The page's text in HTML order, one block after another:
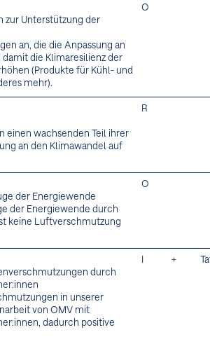
zur Unterstützung der
an, die die Anpassung an
die Klimaresilienz der
(Produkte für Kühl- und
mehr).
O
einen wachsenden Teil ihrer
an den Klimawandel auf
R
der Energiewende
der Energiewende durch
keine Luftverschmutzung
O
durch
in unserer
von OMV mit
dadurch positive
I +